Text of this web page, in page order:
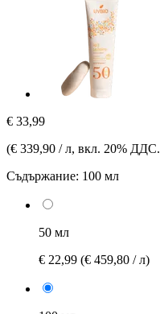
€ 33,99
(€ 339,90 / л, вкл. 20% ДДС.
Съдържание: 100 мл
50 мл
€ 22,99 (€ 459,80 / л)